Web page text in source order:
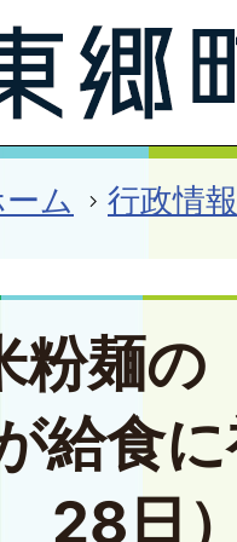
ム 行政情報
粉麺の
給食
28日